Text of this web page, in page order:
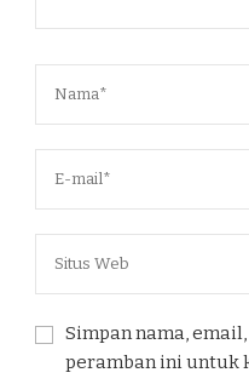
Simpan nama,
peramban ini untuk